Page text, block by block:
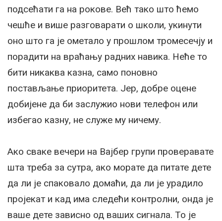
подсећати га на рокове. Већ тако што ћемо
чешће и више разговарати о школи, укинути
оно што га је ометало у прошлом тромесечју и
порадити на враћању радних навика. Неће то
бити никаква казна, само поновно
постављање приоритета. Јер, добре оцене
добијене да би заслужио нови телефон или
избегао казну, не служе му ничему.
Ако сваке вечери на Вајбер групи проверавате
шта треба за сутра, ако морате да питате дете
да ли је спаковало домаћи, да ли је урадило
пројекат и кад има следећи контролни, онда је
ваше дете зависно од ваших сигнала. То је